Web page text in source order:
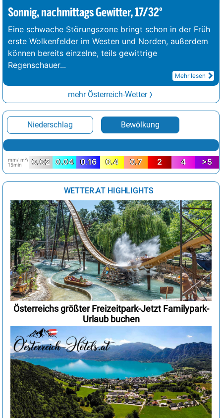
Sonnig, nachmittags Gewitter, 17/32°
Eine schwache Störungszone bringt schon in der Früh
erste Wolkenfelder im Westen und Norden, außerdem
können bereits einzelne, teils gewittrige
Regenschauer...
Mehr lesen
mehr Österreich-Wetter
Niederschlag Bewölkung
mm/ m²/
15min
0.02 0.04 0.16 0.4 0.7 2 4 >5
WETTER.AT HIGHLIGHTS
Österreichs größter Freizeitpark-Jetzt Familypark-
Urlaub buchen